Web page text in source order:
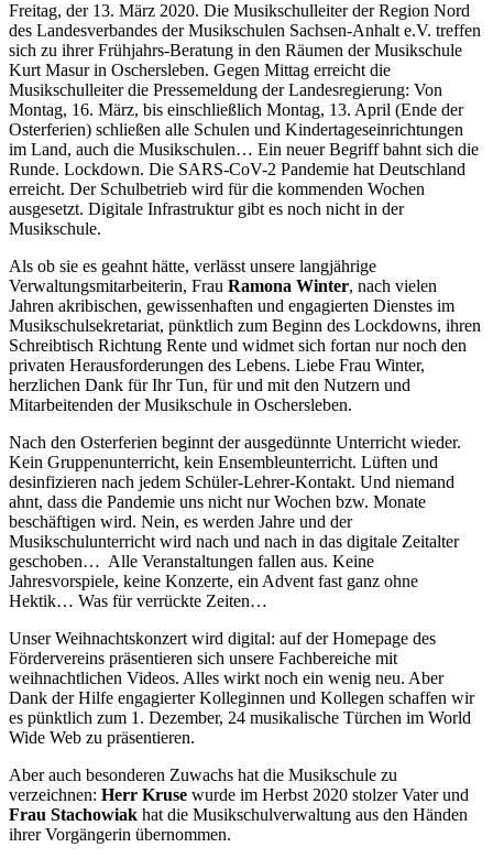
Freitag, der 13. März 2020. Die Musikschulleiter der Region Nord
des Landesverbandes der Musikschulen Sachsen-Anhalt e.V. treffen
sich zu ihrer Frühjahrs-Beratung in den Räumen der Musikschule
Kurt Masur in Oschersleben. Gegen Mittag erreicht die
Musikschulleiter die Pressemeldung der Landesregierung: Von
Montag, 16. März, bis einschließlich Montag, 13. April (Ende der
Osterferien) schließen alle Schulen und Kindertageseinrichtungen
im Land, auch die Musikschulen… Ein neuer Begriff bahnt sich die
Runde. Lockdown. Die SARS-CoV-2 Pandemie hat Deutschland
erreicht. Der Schulbetrieb wird für die kommenden Wochen
ausgesetzt. Digitale Infrastruktur gibt es noch nicht in der
Musikschule.
Als ob sie es geahnt hätte, verlässt unsere langjährige
Verwaltungsmitarbeiterin, Frau Ramona Winter, nach vielen
Jahren akribischen, gewissenhaften und engagierten Dienstes im
Musikschulsekretariat, pünktlich zum Beginn des Lockdowns, ihren
Schreibtisch Richtung Rente und widmet sich fortan nur noch den
privaten Herausforderungen des Lebens. Liebe Frau Winter,
herzlichen Dank für Ihr Tun, für und mit den Nutzern und
Mitarbeitenden der Musikschule in Oschersleben.
Nach den Osterferien beginnt der ausgedünnte Unterricht wieder.
Kein Gruppenunterricht, kein Ensembleunterricht. Lüften und
desinfizieren nach jedem Schüler-Lehrer-Kontakt. Und niemand
ahnt, dass die Pandemie uns nicht nur Wochen bzw. Monate
beschäftigen wird. Nein, es werden Jahre und der
Musikschulunterricht wird nach und nach in das digitale Zeitalter
geschoben… Alle Veranstaltungen fallen aus. Keine
Jahresvorspiele, keine Konzerte, ein Advent fast ganz ohne
Hektik… Was für verrückte Zeiten…
Unser Weihnachtskonzert wird digital: auf der Homepage des
Fördervereins präsentieren sich unsere Fachbereiche mit
weihnachtlichen Videos. Alles wirkt noch ein wenig neu. Aber
Dank der Hilfe engagierter Kolleginnen und Kollegen schaffen wir
es pünktlich zum 1. Dezember, 24 musikalische Türchen im World
Wide Web zu präsentieren.
Aber auch besonderen Zuwachs hat die Musikschule zu
verzeichnen: Herr Kruse wurde im Herbst 2020 stolzer Vater und
Frau Stachowiak hat die Musikschulverwaltung aus den Händen
ihrer Vorgängerin übernommen.